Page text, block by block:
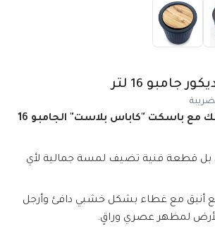
16 لتر
ارتقِ بديكور مساحتك مع باسكت "كاباس بلاست" الجامبو 16
قطعة فنية تضيف لمسة جمالية لأي
أنيق مع غطاء بشكل خشبي دافئ وأرجل
لمظهر عصري وراقٍ.